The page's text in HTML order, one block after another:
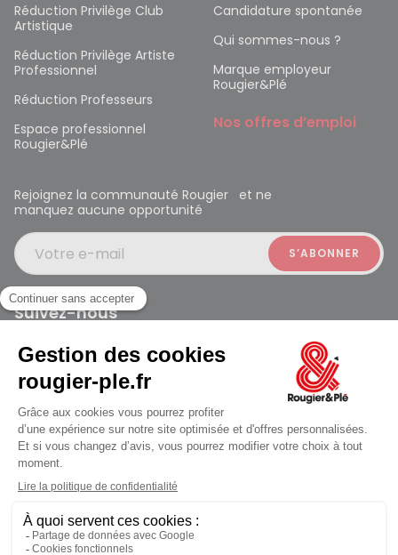
jusqu'au Vendredi à 09:30
Réduction Privilège Club
Artistique
Réduction Privilège Artiste
Professionnel
Réduction Professeurs
Espace professionnel
Rougier&Plé
Candidature spontanée
Qui sommes-nous ?
Marque employeur
Rougier&Plé
Nos offres d’emploi
Rejoignez la communauté Rougier et ne
manquez aucune opportunité
Votre e-mail
Suivez-nous
Rougier et Plé 2024 Copyright
Mentions légales
Conditions générales des ventes
Données personnelles